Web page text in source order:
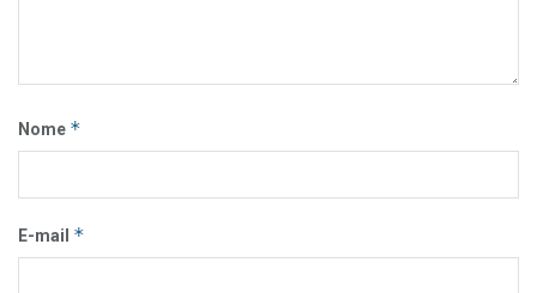
Nome *
E-mail *